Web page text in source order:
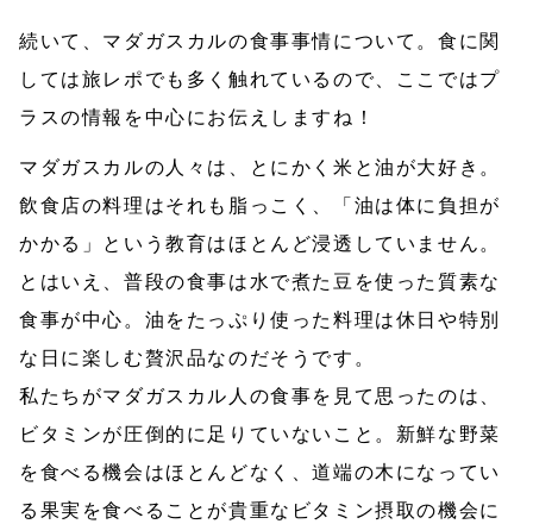
続いて、マダガスカルの食事事情について。食に関
しては旅レポでも多く触れているので、ここではプ
ラスの情報を中心にお伝えしますね！
マダガスカルの人々は、とにかく米と油が大好き。
飲食店の料理はそれも脂っこく、「油は体に負担が
かかる」という教育はほとんど浸透していません。
とはいえ、普段の食事は水で煮た豆を使った質素な
食事が中心。油をたっぷり使った料理は休日や特別
な日に楽しむ贅沢品なのだそうです。
私たちがマダガスカル人の食事を見て思ったのは、
ビタミンが圧倒的に足りていないこと。新鮮な野菜
を食べる機会はほとんどなく、道端の木になってい
る果実を食べることが貴重なビタミン摂取の機会に